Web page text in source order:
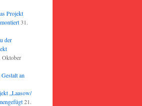
Projekt
31.
der
Oktober
an
„Laasow/
21.